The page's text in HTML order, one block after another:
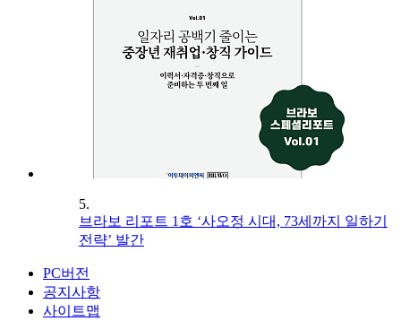
5.
브라보 리포트 1호 ‘사오정 시대, 73세까지 일하기
전략’ 발간
PC버전
공지사항
사이트맵